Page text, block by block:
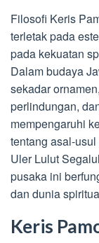
Filosofi Keris
terletak pada
pada kekuatan
Dalam budaya
sekadar
perlindungan,
mempengaruhi
tentang asal-
Uler Lulut
pusaka ini
dan dunia
Keris